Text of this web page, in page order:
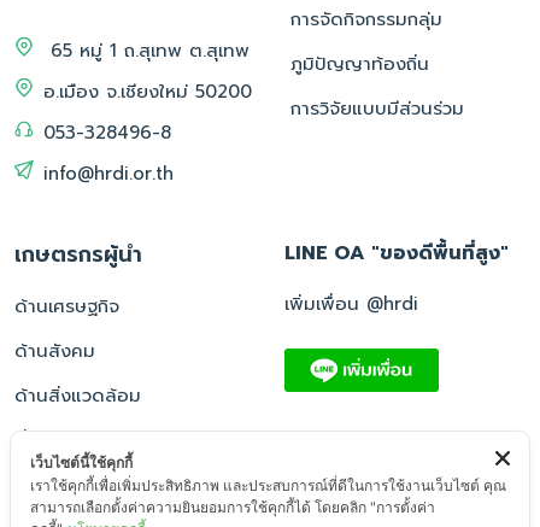
65 หมู่ 1 ถ.สุเทพ ต.สุเทพ
อ.เมือง จ.เชียงใหม่ 50200
053-328496-8
info@hrdi.or.th
การจัดกิจกรรมกลุ่ม
ภูมิปัญญาท้องถิ่น
การวิจัยแบบมีส่วนร่วม
เกษตรกรผู้นำ
ด้านเศรษฐกิจ
ด้านสังคม
ด้านสิ่งแวดล้อม
LINE OA "ของดีพื้นที่สูง"
เพิ่มเพื่อน @hrdi
เว็บไซต์นี้ใช้คุกกี้
เราใช้คุกกี้เพื่อเพิ่มประสิทธิภาพ และประสบการณ์ที่ดีในการใช้งานเว็บไซต์ คุณ
สามารถเลือกตั้งค่าความยินยอมการใช้คุกกี้ได้ โดยคลิก "การตั้งค่า